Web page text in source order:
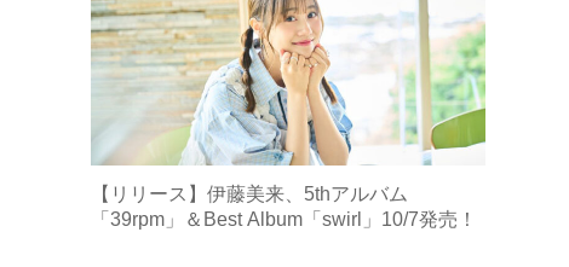
【リリース】伊藤美来、5thアルバム
「39rpm」＆Best Album「swirl」10/7発売！